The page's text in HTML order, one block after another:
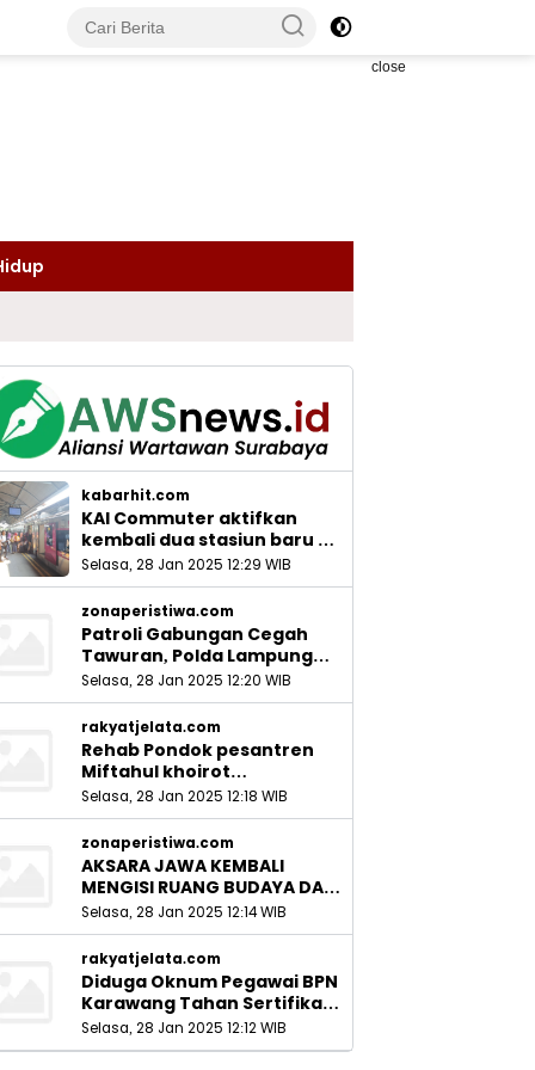
close
kabarhit.com
KAI Commuter aktifkan
kembali dua stasiun baru di
Sidoarjo_
Selasa, 28 Jan 2025 12:29 WIB
zonaperistiwa.com
Patroli Gabungan Cegah
Tawuran, Polda Lampung
Ingatkan Peran Orang Tua
Selasa, 28 Jan 2025 12:20 WIB
rakyatjelata.com
Rehab Pondok pesantren
Miftahul khoirot
Meninggalkan Hutang Ke
Material, Mantan Kadis PUPR
Harus Bertanggung Jawab
Selasa, 28 Jan 2025 12:18 WIB
zonaperistiwa.com
AKSARA JAWA KEMBALI
MENGISI RUANG BUDAYA DAN
SITUS LELUHUR NUSANTARA
Selasa, 28 Jan 2025 12:14 WIB
rakyatjelata.com
Diduga Oknum Pegawai BPN
Karawang Tahan Sertifikat
Pemohon PTSL
Selasa, 28 Jan 2025 12:12 WIB